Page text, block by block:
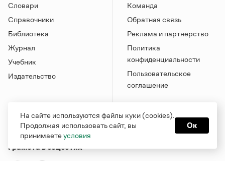
Словари
Справочники
Библиотека
Журнал
Учебник
Издательство
Команда
Обратная связь
Реклама и партнерство
Политика
конфиденциальности
Пользовательское
соглашение
Грамота в соцсетях
На сайте используются файлы куки (cookies).
Продолжая использовать сайт, вы
принимаетеусловия
Ок